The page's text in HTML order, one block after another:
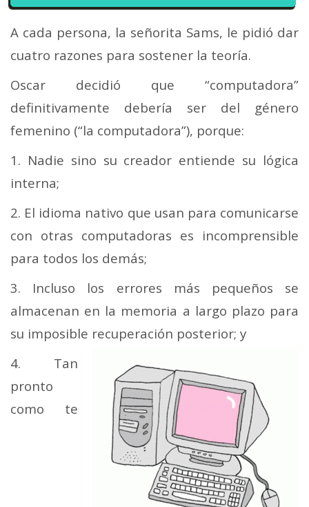
A cada persona, la señorita Sams, le pidió dar
cuatro razones para sostener la teoría.
Oscar decidió que “computadora”
definitivamente debería ser del género
femenino (“la computadora”), porque:
1. Nadie sino su creador entiende su lógica
interna;
2. El idioma nativo que usan para comunicarse
con otras computadoras es incomprensible
para todos los demás;
3. Incluso los errores más pequeños se
almacenan en la memoria a largo plazo para
su imposible recuperación posterior; y
4. Tan
pronto
como te